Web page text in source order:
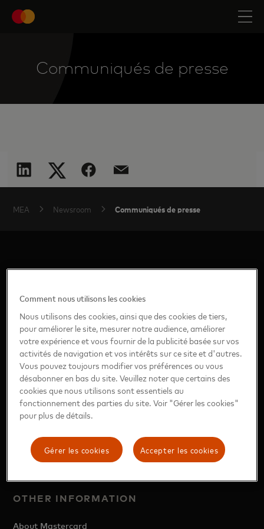
Communiqués de presse
MEA Newsroom Communiqués de presse
mastercard.com/news/eemea/fr
MIDDLE EAST & AFRICA SITES
Middle East & Africa Region (English)
ukrainien
OTHER INFORMATION
About Mastercard
Comment nous utilisons les cookies
Nous utilisons des cookies, ainsi que des cookies de tiers,
pour améliorer le site, mesurer notre audience, améliorer
votre expérience et vous fournir de la publicité basée sur vos
activités de navigation et vos intérêts sur ce site et d'autres.
Vous pouvez toujours modifier vos préférences ou vous
désabonner en bas du site. Veuillez noter que certains des
cookies que nous utilisons sont essentiels au
fonctionnement des parties du site. Voir "Gérer les cookies"
pour plus de détails.
Accepter les cookies
Gérer les cookies